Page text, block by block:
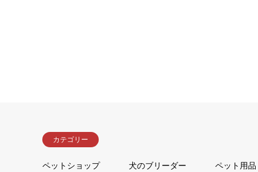
カテゴリー
ペットショップ 犬のブリーダー ペット用品